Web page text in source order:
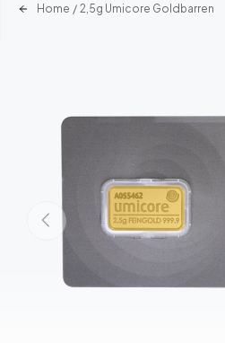
Home / 2,5g Umicore Goldbarren